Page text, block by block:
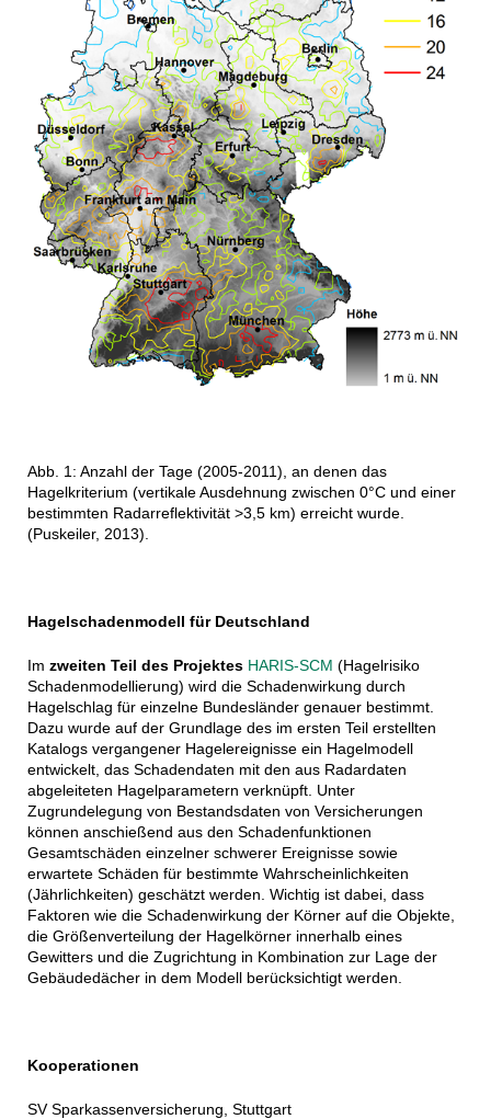
Abb. 1: Anzahl der Tage (2005-2011), an denen das
Hagelkriterium (vertikale Ausdehnung zwischen 0°C und einer
bestimmten Radarreflektivität >3,5 km) erreicht wurde.
(Puskeiler, 2013).
Hagelschadenmodell für Deutschland
Im zweiten Teil des Projektes HARIS-SCM (Hagelrisiko
Schadenmodellierung) wird die Schadenwirkung durch
Hagelschlag für einzelne Bundesländer genauer bestimmt.
Dazu wurde auf der Grundlage des im ersten Teil erstellten
Katalogs vergangener Hagelereignisse ein Hagelmodell
entwickelt, das Schadendaten mit den aus Radardaten
abgeleiteten Hagelparametern verknüpft. Unter
Zugrundelegung von Bestandsdaten von Versicherungen
können anschießend aus den Schadenfunktionen
Gesamtschäden einzelner schwerer Ereignisse sowie
erwartete Schäden für bestimmte Wahrscheinlichkeiten
(Jährlichkeiten) geschätzt werden. Wichtig ist dabei, dass
Faktoren wie die Schadenwirkung der Körner auf die Objekte,
die Größenverteilung der Hagelkörner innerhalb eines
Gewitters und die Zugrichtung in Kombination zur Lage der
Gebäudedächer in dem Modell berücksichtigt werden.
Kooperationen
SV Sparkassenversicherung, Stuttgart